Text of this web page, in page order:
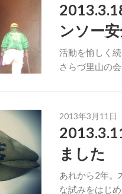
ンソー
活動を愉しく
さらづ里山の
2013年3月11日
ました
あれから2年。
な試みをはじ